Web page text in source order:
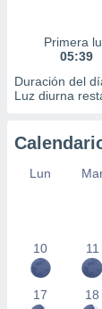
Primera
05:39
Duración del
Luz diurna
Lun
10 11
17 18